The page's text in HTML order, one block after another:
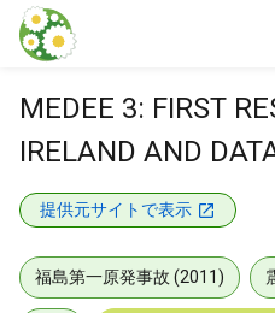
本文に飛ぶ
MEDEE 3: FIRST
IRELAND AND
提供元サイトで表示
福島第一原発事故 (2011)